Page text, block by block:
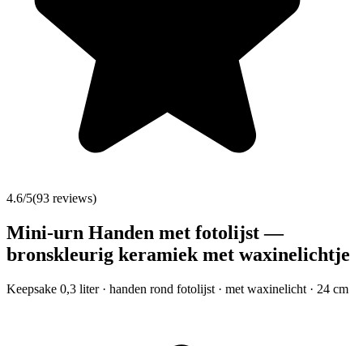
4.6/5(93 reviews)
Mini-urn Handen met fotolijst —
bronskleurig keramiek met waxinelichtje
Keepsake 0,3 liter · handen rond fotolijst · met waxinelicht · 24 cm